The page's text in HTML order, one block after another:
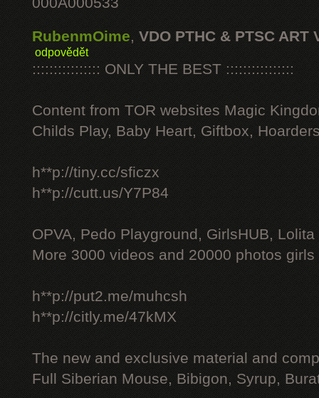
RubenmOime, VDO PTHC & PTSC ART
odpovědět
:::::::::::::::: ONLY THE BEST ::::::::::::::::
Content from TOR websites Magic
Childs Play, Baby Heart, Giftbox,
h**p://tiny.cc/sficzx
h**p://cutt.us/Y7P84
OPVA, Pedo Playground, GirlsHUB, Lolita
More 3000 videos and 20000 photos
h**p://put2.me/muhcsh
h**p://citly.me/47kMX
The new and exclusive material and
Full Siberian Mouse, Bibigon, Syrup,